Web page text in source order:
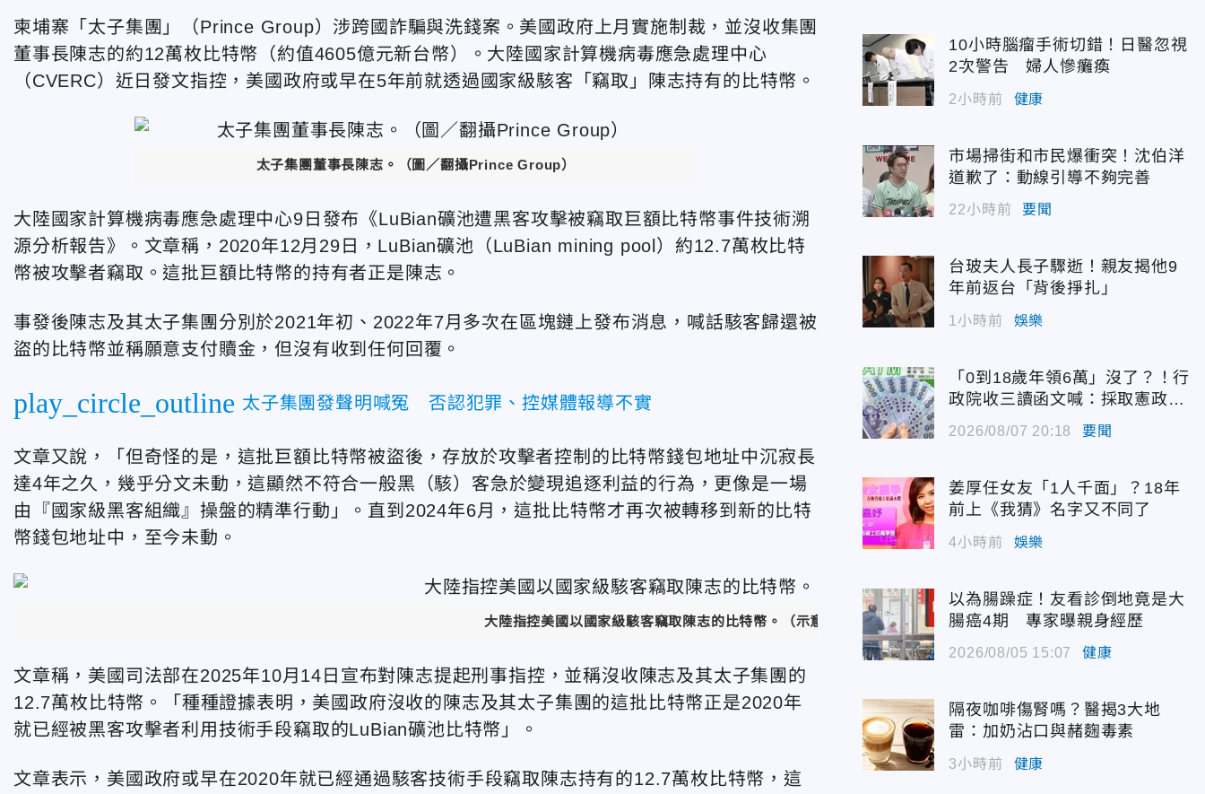
柬埔寨「太子集團」（Prince Group） 涉跨國詐騙與洗錢案。美國政府上月實施制裁，並沒收集團
董事長陳志的約12萬枚比特幣（約值4605億元新台幣）。大陸 國家計算機病毒應急處理中心
（CVERC）近日發文指控，美國政府或早在5年前就透過國家級駭客「竊取」陳志持有的比特幣。
太子集團董事長陳志。（圖／翻攝Prince Group）
大陸國家計算機病毒應急處理中心9日發布《LuBian礦池遭黑客攻擊被竊取巨額比特幣事件技術溯
源分析報告》。文章稱，2020年12月29日，LuBian礦池 （LuBian mining pool） 約12.7萬枚比特
幣被攻擊者竊取。這批巨額比特幣的持有者正是 陳志。
事發後陳志及其太子集團分別於2021年初、2022年7月多次在區塊鏈上發布消息，喊話駭客歸還被
盜的比特幣並稱願意支付贖金，但沒有收到任何回覆。
play_circle_outline 太子集團發聲明喊冤 否認犯罪、控媒體報導不實
文章又說，「但奇怪的是，這批巨額比特幣被盜後，存放於攻擊者控制的比特幣錢包地址中沉寂長
達4年之久，幾乎分文未動，這顯然不符合一般黑（駭）客急於變現追逐利益的行為，更像是一場
由『國家級黑客組織』操盤的精準行動」
。直到2024年6月，這批比特幣才再次被轉移到新的比特
幣錢包地址中，至今未動。
大陸指控美國以國家級駭客竊取陳志的比特幣。 （示意圖／unsplash）
文章稱，美國司法部在2025年10月14日宣布對陳志提起刑事指控，並稱沒收陳志及其太子集團的
12.7萬枚比特幣。「種種證據表明，美國政府沒收的陳志及其太子集團的這批比特幣正是2020年
就已經被黑客攻擊者利用技術手段竊取的LuBian礦池比特幣」。
文章表示，美國政府或早在2020年就已經通過駭客技術手段竊取陳志持有的12.7萬枚比特幣，這
10小時腦瘤手術切錯！日醫忽視
2次警告 婦人慘癱瘓
2小時前 健康
市場掃街和市民爆衝突！沈伯洋
道歉了：動線引導不夠完善
22小時前 要聞
台玻夫人長子驟逝！親友揭他9
年前返台「背後掙扎」
1小時前 娛樂
「0到18歲年領6萬」沒了？！行
政院收三讀函文喊：採取憲政作
2026/08/07 20:18 要聞
姜厚任女友「1人千面」？18年
前上《我猜》名字又不同了
4小時前 娛樂
以為腸躁症！友看診倒地竟是大
腸癌4期 專家曝親身經歷
2026/08/05 15:07 健康
隔夜咖啡傷腎嗎？醫揭3大地
雷：加奶沾口與赭麴毒素
3小時前 健康